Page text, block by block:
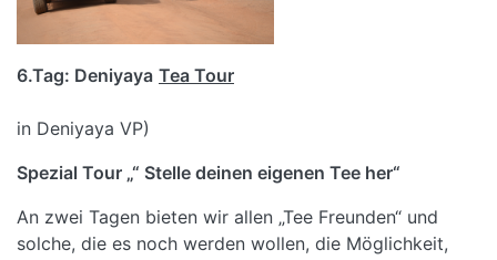
6.Tag: Deniyaya Tea Tour
in Deniyaya VP)
Spezial Tour „“ Stelle deinen eigenen Tee her“
An zwei Tagen bieten wir allen „Tee Freunden“ und
solche, die es noch werden wollen, die Möglichkeit,